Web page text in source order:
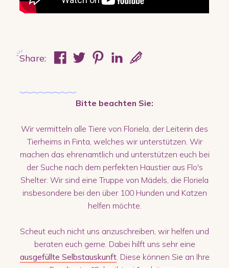
Share:
Bitte beachten Sie:
Wir vermitteln alle Tiere von Floriela, der Leiterin des
Tierheims in Finta, welches wir unterstützen. Wir
machen das ehrenamtlich und unterstützen euch bei
der Suche nach dem perfekten Haustier aus Flo's
Shelter. Wir sind eine Truppe von Mädels, die Floriela
insbesondere bei den über 100 Hunden und Katzen
helfen möchte.
Scheut euch nicht uns anzuschreiben, wir helfen und
beraten euch gerne. Dabei hilft uns sehr eine
ausgefüllte Selbstauskunft. Diese können Sie an Ihre